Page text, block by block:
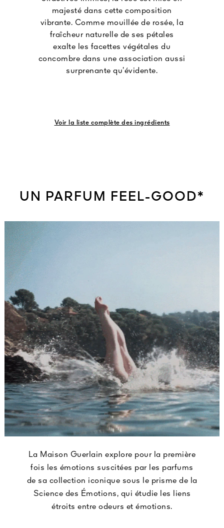
majesté dans cette composition
vibrante. Comme mouillée de rosée, la
fraîcheur naturelle de ses pétales
exalte les facettes végétales du
concombre dans une association aussi
surprenante qu’évidente.
Voir la liste complète des ingrédients
UN PARFUM FEEL-GOOD*
La Maison Guerlain explore pour la première
fois les émotions suscitées par les parfums
de sa collection iconique sous le prisme de la
Science des Émotions, qui étudie les liens
étroits entre odeurs et émotions.